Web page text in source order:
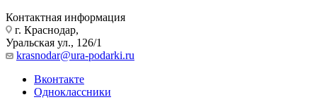
Контактная информация
г. Краснодар,
Уральская ул., 126/1
krasnodar@ura-podarki.ru
Вконтакте
Одноклассники